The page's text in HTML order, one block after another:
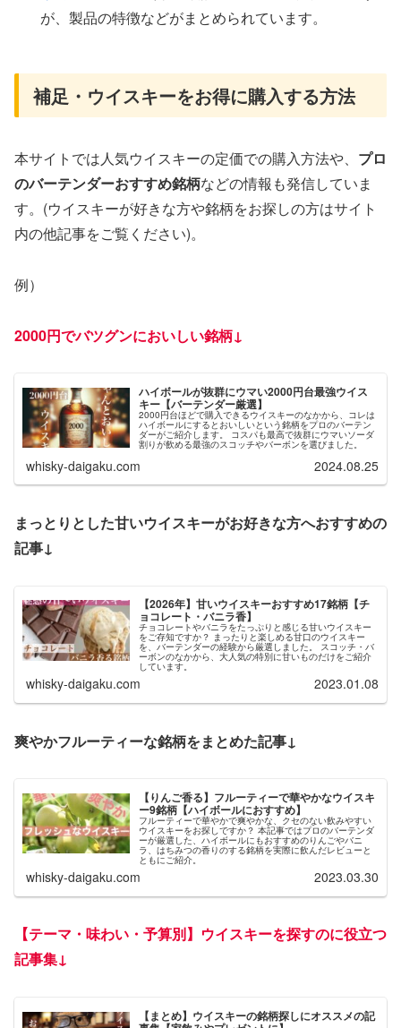
が、製品の特徴などがまとめられています。
補足・ウイスキーをお得に購入する方法
本サイトでは人気ウイスキーの定価での購入方法や、 プロ
のバーテンダーおすすめ銘柄などの情報も発信していま
す。(ウイスキーが好きな方や銘柄をお探しの方はサイト
内の他記事をご覧ください)。
例）
2000円でバツグンにおいしい銘柄↓
ハイボールが抜群にウマい2000円台最強ウイス
キー【バーテンダー厳選】
2000円台ほどで購入できるウイスキーのなかから、コレは
ハイボールにするとおいしいという銘柄をプロのバーテン
ダーがご紹介します。 コスパも最高で抜群にウマいソーダ
割りが飲める最強のスコッチやバーボンを選びました。
whisky-daigaku.com 2024.08.25
まっとりとした甘いウイスキーがお好きな方へおすすめの
記事↓
【2026年】甘いウイスキーおすすめ17銘柄【チ
ョコレート・バニラ香】
チョコレートやバニラをたっぷりと感じる甘いウイスキー
をご存知ですか？ まったりと楽しめる甘口のウイスキー
を、バーテンダーの経験から厳選しました。 スコッチ・バ
ーボンのなかから、大人気の特別に甘いものだけをご紹介
しています。
whisky-daigaku.com 2023.01.08
爽やかフルーティーな銘柄をまとめた記事↓
【りんご香る】フルーティーで華やかなウイスキ
ー9銘柄【ハイボールにおすすめ】
フルーティーで華やかで爽やかな、クセのない飲みやすい
ウイスキーをお探しですか？ 本記事ではプロのバーテンダ
ーが厳選した、ハイボールにもおすすめのりんごやバニ
ラ、はちみつの香りのする銘柄を実際に飲んだレビューと
ともにご紹介。
whisky-daigaku.com 2023.03.30
【テーマ・味わい・予算別】ウイスキーを探すのに役立つ
記事集↓
【まとめ】ウイスキーの銘柄探しにオススメの記